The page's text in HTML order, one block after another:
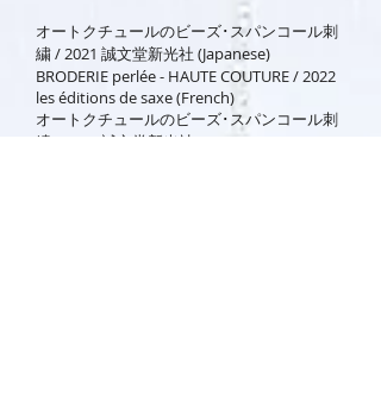
オートクチュールのビーズ･スパンコール刺
繍 / 2021 誠文堂新光社 (Japanese)
BRODERIE perlée - HAUTE COUTURE / 2022
les éditions de saxe (French)
オートクチュールのビーズ･スパンコール刺
繍 / 2023 誠文堂新光社 (Japanese)